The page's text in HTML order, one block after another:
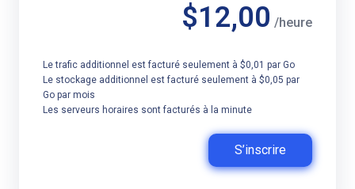
Le trafic additionnel est facturé seulement à $0,01 par Go
Le stockage additionnel est facturé seulement à $0,05 par
Go par mois
Les serveurs horaires sont facturés à la minute
$12,00 /heure
S’inscrire